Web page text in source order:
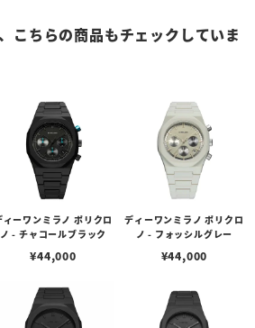
こちらの商品もチェックしていま
ィーワンミラノ ポリクロ
ノ - チャコールブラック
¥44,000
ディーワンミラノ ポリクロ
ノ - フォッシルグレー
¥44,000